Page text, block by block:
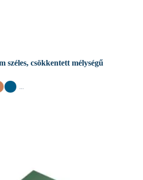
széles, csökkentett mélységű